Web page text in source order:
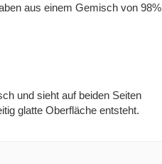
aus einem Gemisch von 98%
und sieht auf beiden Seiten
glatte Oberfläche entsteht.